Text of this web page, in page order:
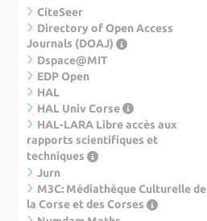
CiteSeer
Directory of Open Access
Journals (DOAJ)
Dspace@MIT
EDP Open
HAL
HAL Univ Corse
HAL-LARA Libre accès aux
rapports scientifiques et
techniques
Jurn
M3C: Médiathèque Culturelle de
la Corse et des Corses